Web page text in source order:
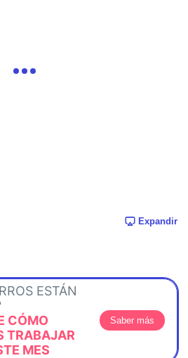
Expandir
ESTÁN
CÓMO
TRABAJAR
MES
Saber más